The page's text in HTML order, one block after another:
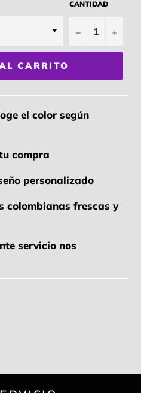
CANTIDAD
− +
CARRITO
el color según
compra
personalizado
colombianas frescas y
servicio nos